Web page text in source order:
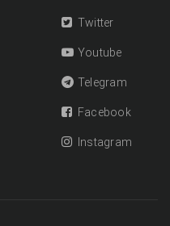
Twitter
Youtube
Telegram
Facebook
Instagram